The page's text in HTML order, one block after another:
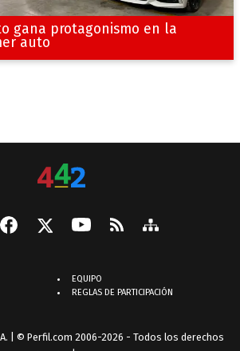
gana protagonismo en la
auto
EQUIPO
REGLAS DE PARTICIPACIÓN
| © Perfil.com 2006-2026 - Todos los derechos